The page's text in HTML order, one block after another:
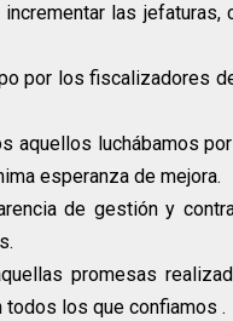
las jefaturas,
por los fiscalizadores
aquellos luchábamos
esperanza de mejora.
de gestión y
promesas
todos los que confiamos .